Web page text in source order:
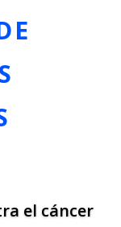
el cáncer